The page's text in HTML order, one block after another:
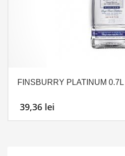
FINSBURRY PLATINUM 0.7L
39,36 lei